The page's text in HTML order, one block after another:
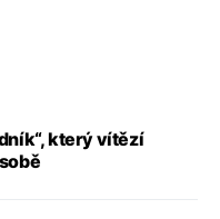
který vítězí